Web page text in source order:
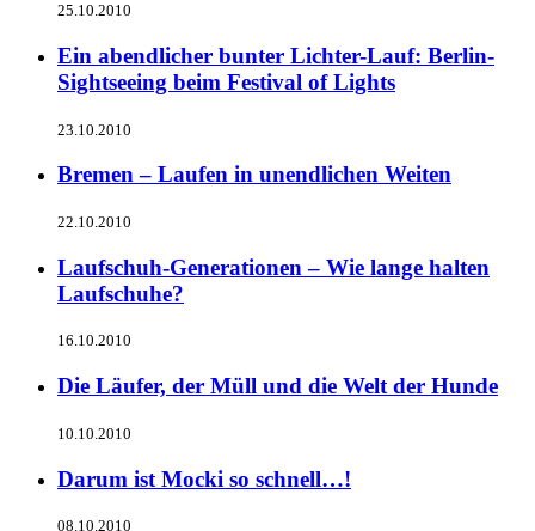
25.10.2010
Ein abendlicher bunter Lichter-Lauf: Berlin-
Sightseeing beim Festival of Lights
23.10.2010
Bremen – Laufen in unendlichen Weiten
22.10.2010
Laufschuh-Generationen – Wie lange halten
Laufschuhe?
16.10.2010
Die Läufer, der Müll und die Welt der Hunde
10.10.2010
Darum ist Mocki so schnell…!
08.10.2010